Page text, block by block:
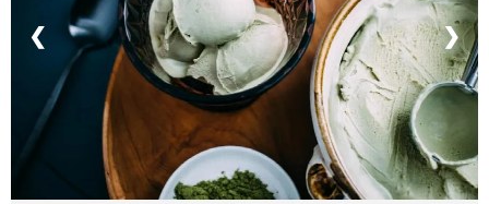
❮ ❯